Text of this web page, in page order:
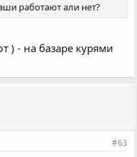
работают али нет?
) - на базаре курями
#63